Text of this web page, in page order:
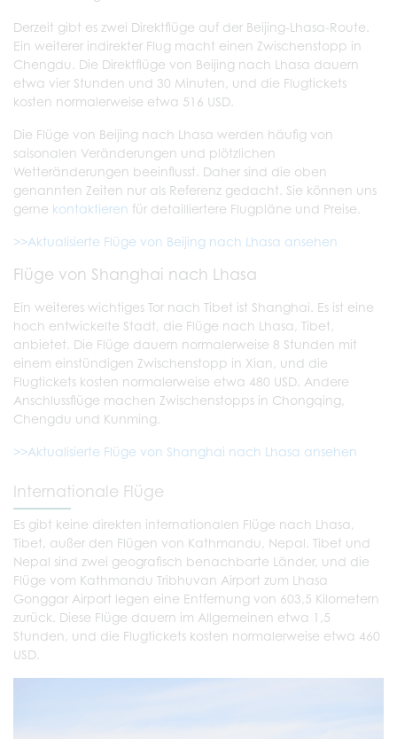
Derzeit gibt es zwei Direktflüge auf der Beijing-Lhasa-Route.
Ein weiterer indirekter Flug macht einen Zwischenstopp in
Chengdu. Die Direktflüge von Beijing nach Lhasa dauern
etwa vier Stunden und 30 Minuten, und die Flugtickets
kosten normalerweise etwa 516 USD.
Die Flüge von Beijing nach Lhasa werden häufig von
saisonalen Veränderungen und plötzlichen
Wetteränderungen beeinflusst. Daher sind die oben
genannten Zeiten nur als Referenz gedacht. Sie können uns
gerne kontaktieren für detailliertere Flugpläne und Preise.
>>Aktualisierte Flüge von Beijing nach Lhasa ansehen
Flüge von Shanghai nach Lhasa
Ein weiteres wichtiges Tor nach Tibet ist Shanghai. Es ist eine
hoch entwickelte Stadt, die Flüge nach Lhasa, Tibet,
anbietet. Die Flüge dauern normalerweise 8 Stunden mit
einem einstündigen Zwischenstopp in Xian, und die
Flugtickets kosten normalerweise etwa 480 USD. Andere
Anschlussflüge machen Zwischenstopps in Chongqing,
Chengdu und Kunming.
>>Aktualisierte Flüge von Shanghai nach Lhasa ansehen
Internationale Flüge
Es gibt keine direkten internationalen Flüge nach Lhasa,
Tibet, außer den Flügen von Kathmandu, Nepal. Tibet und
Nepal sind zwei geografisch benachbarte Länder, und die
Flüge vom Kathmandu Tribhuvan Airport zum Lhasa
Gonggar Airport legen eine Entfernung von 603,5 Kilometern
zurück. Diese Flüge dauern im Allgemeinen etwa 1,5
Stunden, und die Flugtickets kosten normalerweise etwa 460
USD.